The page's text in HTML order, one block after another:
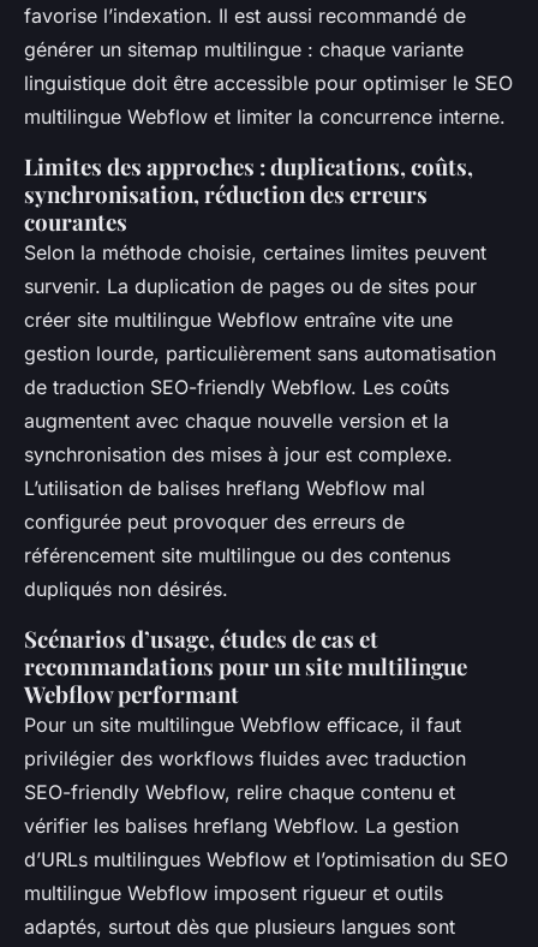
favorise l’indexation. Il est aussi recommandé de
générer un sitemap multilingue : chaque variante
linguistique doit être accessible pour optimiser le SEO
multilingue Webflow et limiter la concurrence interne.
Limites des approches : duplications, coûts,
synchronisation, réduction des erreurs
courantes
Selon la méthode choisie, certaines limites peuvent
survenir. La duplication de pages ou de sites pour
créer site multilingue Webflow entraîne vite une
gestion lourde, particulièrement sans automatisation
de traduction SEO-friendly Webflow. Les coûts
augmentent avec chaque nouvelle version et la
synchronisation des mises à jour est complexe.
L’utilisation de balises hreflang Webflow mal
configurée peut provoquer des erreurs de
référencement site multilingue ou des contenus
dupliqués non désirés.
Scénarios d’usage, études de cas et
recommandations pour un site multilingue
Webflow performant
Pour un site multilingue Webflow efficace, il faut
privilégier des workflows fluides avec traduction
SEO-friendly Webflow, relire chaque contenu et
vérifier les balises hreflang Webflow. La gestion
d’URLs multilingues Webflow et l’optimisation du SEO
multilingue Webflow imposent rigueur et outils
adaptés, surtout dès que plusieurs langues sont